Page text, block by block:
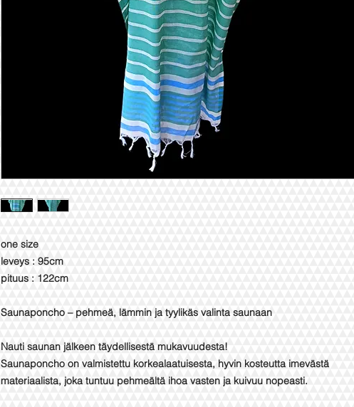
one size
leveys : 95cm
pituus : 122cm
Saunaponcho – pehmeä, lämmin ja tyylikäs valinta saunaan
Nauti saunan jälkeen täydellisestä mukavuudesta!
Saunaponcho on valmistettu korkealaatuisesta, hyvin kosteutta imevästä
materiaalista, joka tuntuu pehmeältä ihoa vasten ja kuivuu nopeasti.